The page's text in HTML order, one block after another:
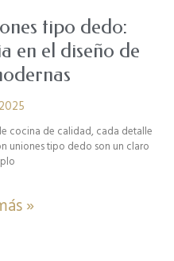
tipo dedo:
en el diseño de
cocina de calidad, cada detalle
uniones tipo dedo son un claro
»